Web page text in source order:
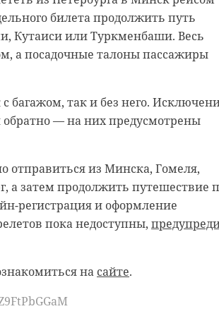
билета продолжить путь
Кутаиси или Туркменбаши. Весь
а посадочные талоны пассажиры
багажом, так и без него.
— на них предусмотрены
отправиться из Минска, Гомеля,
а затем продолжить путешествие
регистрация и оформление
пока недоступны,
на сайте.
гонка-критериум. Спортсмен
в шаге от пьедестала. Арсений
в региональном Центре
в индивидуальной гонке на
занял второе место. Арсений
области всего 11 секунд.
гонка на 42 километра. За
вступил в напряженную
края. В итоге, Арсений Кожухов
транспортной полиции задержали
партию наркотиков, выдавая
и Ленинградской областям
проблесковыми маячками,
создававшими видимость
скрыться от полицейских.
вещества. Экспертиза
Кроме того, служебная собака